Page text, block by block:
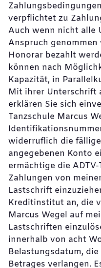
verpflichtet zu
Auch wenn nicht alle
Anspruch genommen
Honorar bezahlt
können nach
Kapazität, in
Mit ihrer Unterschrift
erklären Sie sich
Tanzschule Marcus
widerruflich die
angegebenen Konto
ermächtige die
Zahlungen von
Lastschrift
Kreditinstitut an, die
Marcus Wegel auf
Lastschriften
innerhalb von acht
Belastungsdatum,
Betrages verlangen.